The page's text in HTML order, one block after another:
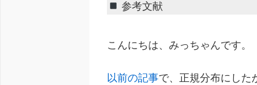
参考文献
こんにちは、みっちゃんです。
以前の記事で、正規分布にした